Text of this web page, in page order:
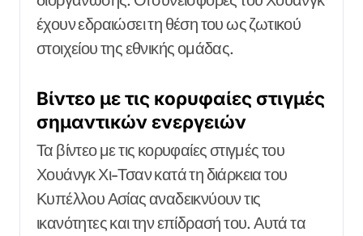
έχουν εδραιώσει τη θέση του ως ζωτικού
στοιχείου της εθνικής ομάδας.
Βίντεο με τις κορυφαίες στιγμές
σημαντικών ενεργειών
Τα βίντεο με τις κορυφαίες στιγμές του
Χουάνγκ Χι-Τσαν κατά τη διάρκεια του
Κυπέλλου Ασίας αναδεικνύουν τις
ικανότητες και την επίδρασή του. Αυτά τα